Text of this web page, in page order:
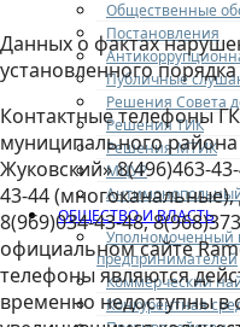
Общественные
Постановления
Публичные
Решения Совета
Решения ТИК
Решения МТИК
МЦУР
ОБЩЕСТВО И ВЛАСТЬ
Уполномоченный
предпринимателей
Коммерческий
Конкурентная
Данных о фактах
установленного
Контактные телефоны
муниципального района
Жуковский» 8(496)463-
43-44
8(969)034-43-48,
официальном сайте
телефоны являются
временно недоступны в